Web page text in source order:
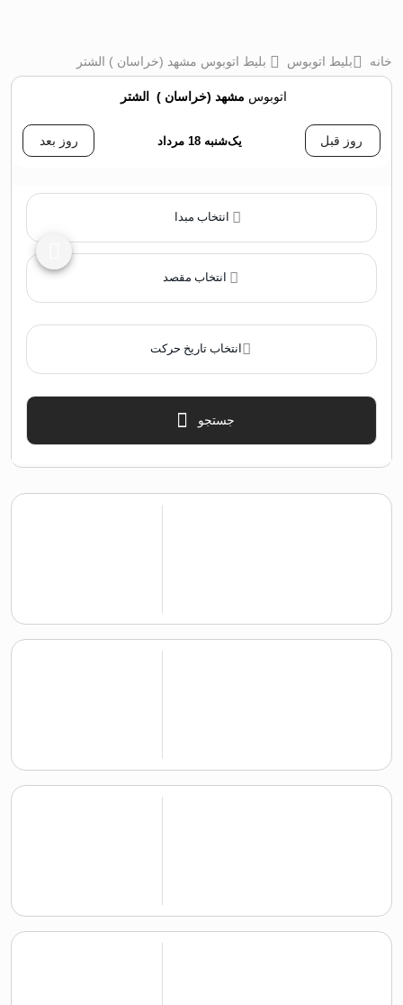
خانه بلیط اتوبوس بلیط اتوبوس مشهد (خراسان ) الشتر
اتوبوس مشهد (خراسان ) الشتر
روز قبل یک‌شنبه 18 مرداد روز بعد
انتخاب تاریخ حرکت
جستجو